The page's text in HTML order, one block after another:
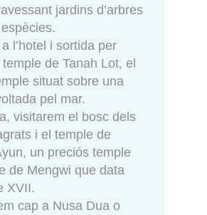
jardins d’arbres
l’hotel i sortida per
de Tanah Lot, el
situat sobre una
pel mar.
visitarem el bosc dels
i el temple de
un preciós temple
de Mengwi que data
XVII.
cap a Nusa Dua o